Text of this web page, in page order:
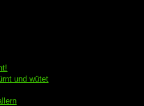
und wütet